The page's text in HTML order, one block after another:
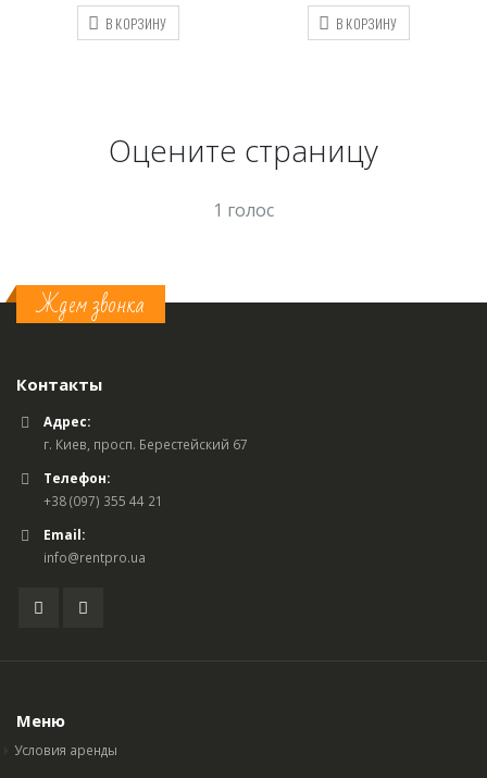
В КОРЗИНУ В КОРЗИНУ
Оцените страницу
1 голос
Ждем звонка
Контакты
Адрес:
г. Киев, просп. Берестейский 67
Телефон:
+38 (097) 355 44 21
Email:
info@rentpro.ua
Меню
Условия аренды